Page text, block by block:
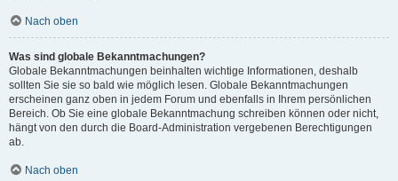
Nach oben
Was sind globale Bekanntmachungen?
Globale Bekanntmachungen beinhalten wichtige Informationen, deshalb
sollten Sie sie so bald wie möglich lesen. Globale Bekanntmachungen
erscheinen ganz oben in jedem Forum und ebenfalls in Ihrem persönlichen
Bereich. Ob Sie eine globale Bekanntmachung schreiben können oder nicht,
hängt von den durch die Board-Administration vergebenen Berechtigungen
ab.
Nach oben